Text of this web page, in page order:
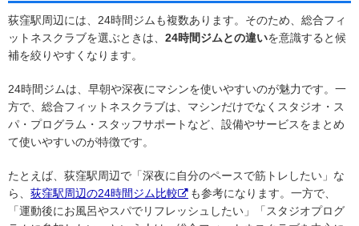
荻窪駅周辺には、24時間ジムも複数あります。そのため、総合フィ
ットネスクラブを選ぶときは、 24時間ジムとの違いを意識すると候
補を絞りやすくなります。
24時間ジムは、早朝や深夜にマシンを使いやすいのが魅力です。一
方で、総合フィットネスクラブは、マシンだけでなくスタジオ・ス
パ・プログラム・スタッフサポートなど、設備やサービスをまとめ
て使いやすいのが特徴です。
たとえば、荻窪駅周辺で「深夜に自分のペースで筋トレしたい」な
ら、 荻窪駅周辺の24時間ジム比較
も参考になります。一方で、
「運動後にお風呂やスパでリフレッシュしたい」「スタジオプログ